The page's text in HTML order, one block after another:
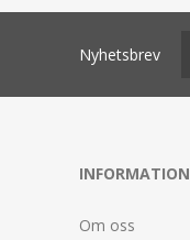
Nyhetsbrev
INFORMATION
Om oss